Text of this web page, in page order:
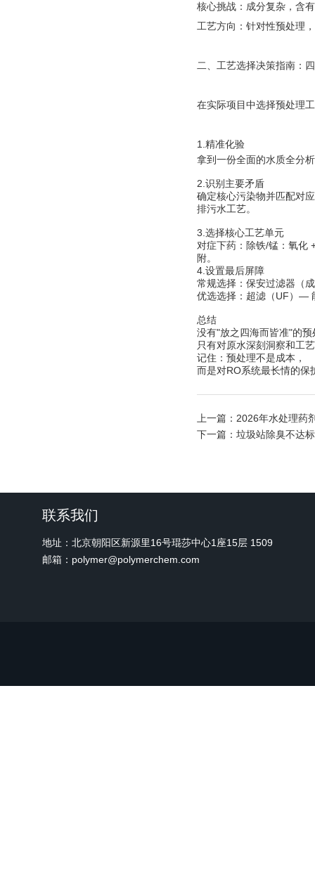
核心挑战：成分复杂，含
工艺方向：针对性预处理
二、工艺选择决策指南：
在实际项目中选择预处理
1.精准化验
拿到一份全面的水质全分
2.识别主要矛盾
确定核心污染物并匹配对
排污水工艺。
3.选择核心工艺单元
对症下药：除铁/锰：氧化
附。
4.设置最后屏障
常规选择：保安过滤器（
优选选择：超滤（UF）—
总结
没有"放之四海而皆准"的预
只有对原水深刻洞察和工
记住：预处理不是成本，
而是对RO系统最长情的保
上一篇： 2026年水处理药
下一篇： 垃圾站除臭不达
联系我们
地址：北京朝阳区新源里16号琨莎中心1座15层 1509
邮箱：polymer@polymerchem.com